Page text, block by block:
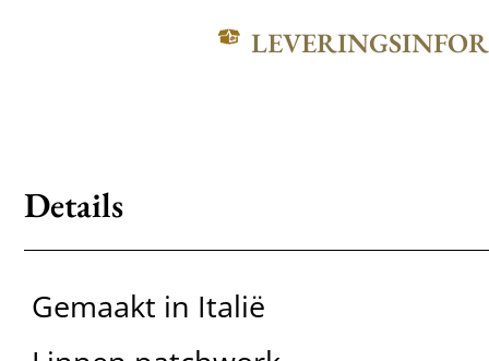
Details
Gemaakt in Italië